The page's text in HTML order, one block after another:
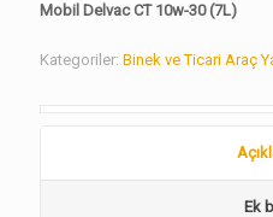
Mobil Delvac CT 10w-30 (7L)
Kategoriler: Binek ve Ticari Araç
Ek